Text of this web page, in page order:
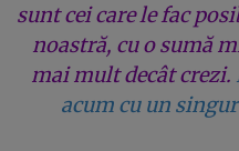
sunt cei care le fac
noastră, cu o sumă
mai mult decât crezi.
acum cu un